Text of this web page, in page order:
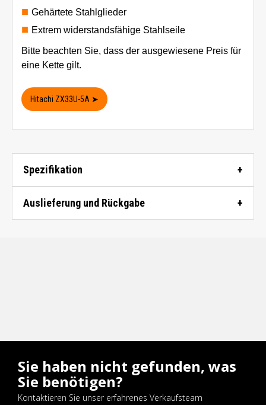
Gehärtete Stahlglieder
Extrem widerstandsfähige Stahlseile
Bitte beachten Sie, dass der ausgewiesene Preis für
eine Kette gilt.
Hitachi ZX33U-5A ➤
Spezifikation
Auslieferung und Rückgabe
Sie haben nicht gefunden, was
Sie benötigen?
Kontaktieren Sie unser erfahrenes Verkaufsteam